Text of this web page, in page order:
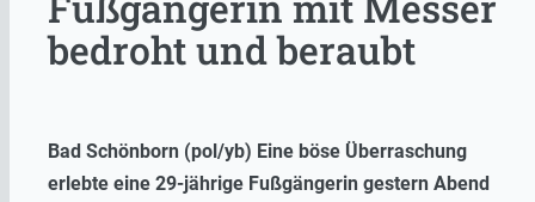
bedroht und beraubt
Bad Schönborn (pol/yb) Eine böse Überraschung
erlebte eine 29-jährige Fußgängerin gestern Abend